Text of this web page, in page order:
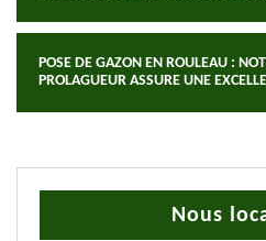
POSE DE GAZON EN ROULEAU :
PROLAGUEUR ASSURE UNE
Nous